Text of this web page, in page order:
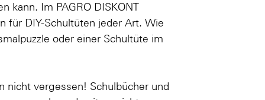
kann. Im PAGRO DISKONT
für DIY-Schultüten jeder Art. Wie
oder einer Schultüte im
nicht vergessen! Schulbücher und